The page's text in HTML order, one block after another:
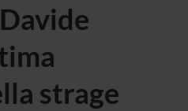
strage